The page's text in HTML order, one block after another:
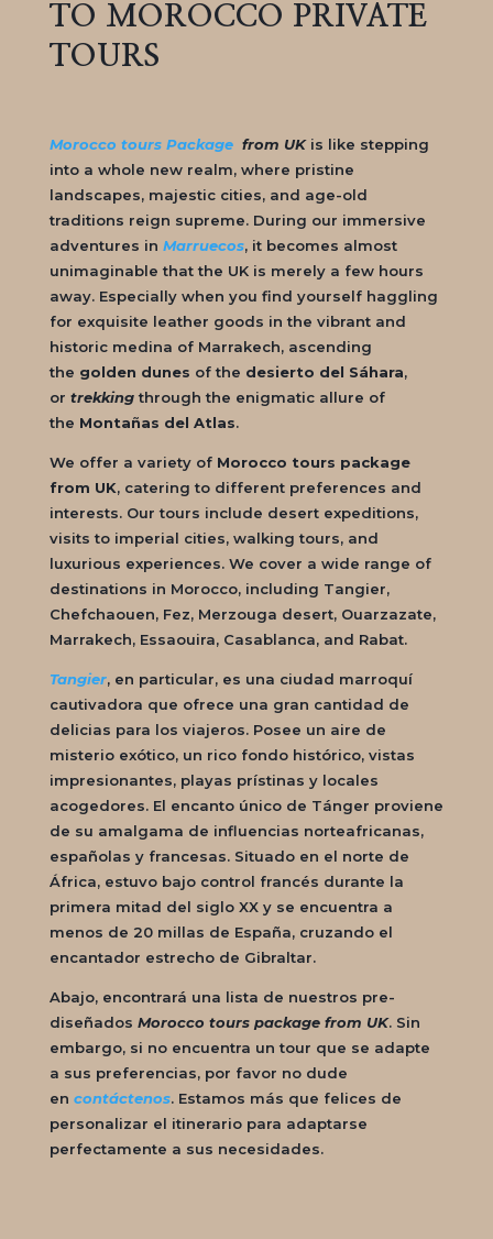
TO MOROCCO PRIVATE
TOURS
Morocco tours Package from UKis like stepping
into a whole new realm, where pristine
landscapes, majestic cities, and age-old
traditions reign supreme. During our immersive
adventures in Marruecos, it becomes almost
unimaginable that the UK is merely a few hours
away. Especially when you find yourself haggling
for exquisite leather goods in the vibrant and
historic medina of Marrakech, ascending
the golden dunes of the desierto del Sáhara,
or trekking through the enigmatic allure of
the Montañas del Atlas.
We offer a variety of Morocco tours package
from UK, catering to different preferences and
interests. Our tours include desert expeditions,
visits to imperial cities, walking tours, and
luxurious experiences. We cover a wide range of
destinations in Morocco, including Tangier,
Chefchaouen, Fez, Merzouga desert, Ouarzazate,
Marrakech, Essaouira, Casablanca, and Rabat.
Tangier, en particular, es una ciudad marroquí
cautivadora que ofrece una gran cantidad de
delicias para los viajeros. Posee un aire de
misterio exótico, un rico fondo histórico, vistas
impresionantes, playas prístinas y locales
acogedores. El encanto único de Tánger proviene
de su amalgama de influencias norteafricanas,
españolas y francesas. Situado en el norte de
África, estuvo bajo control francés durante la
primera mitad del siglo XX y se encuentra a
menos de 20 millas de España, cruzando el
encantador estrecho de Gibraltar.
Abajo, encontrará una lista de nuestros pre-
diseñados Morocco tours package from UK. Sin
embargo, si no encuentra un tour que se adapte
a sus preferencias, por favor no dude
en contáctenos. Estamos más que felices de
personalizar el itinerario para adaptarse
perfectamente a sus necesidades.